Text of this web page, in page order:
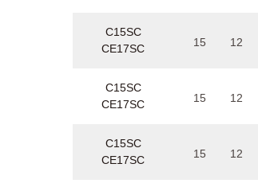
C15SC
CE17SC
15 12
C15SC
CE17SC
15 12
C15SC
CE17SC
15 12